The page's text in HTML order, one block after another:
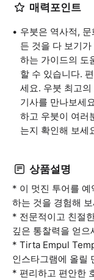
매력포인트
우붓은 역사적,
든 것을 다 보기
하는 가이드의 도
할 수 있습니다.
세요. 우붓 최고
기사를 만나보세
하고 우붓이 여러
는지 확인해 보세
상품설명
* 이 멋진 투어를
하는 것을 경험해
* 전문적이고 친절
깊은 통찰력을 얻으
* Tirta Empul
인스타그램에 올릴
* 편리하고 편안한